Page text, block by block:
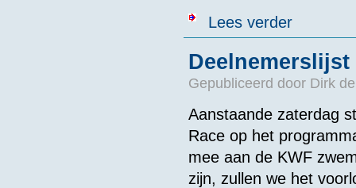
Lees verderover
Deelnemerslijst
Gepubliceerd door Dirk
Aanstaande zaterdag
Race op het
mee aan de KWF
zijn, zullen we het